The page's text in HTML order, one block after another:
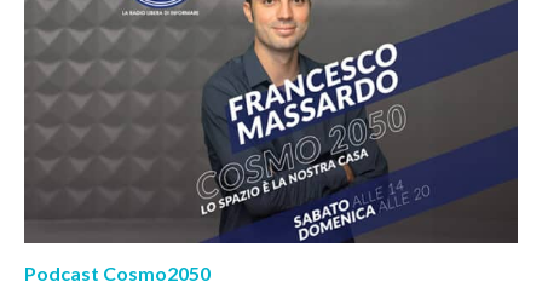
Podcast Cosmo2050